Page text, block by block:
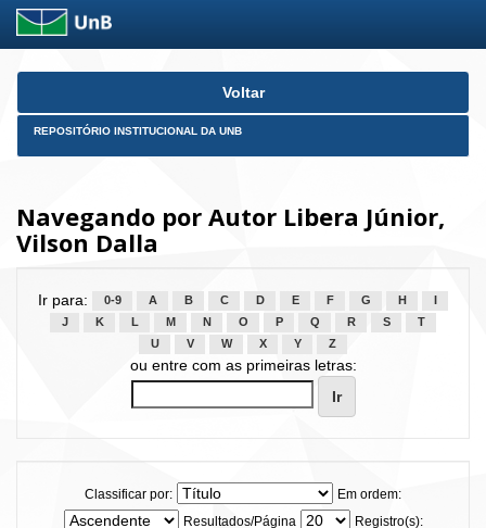
Skip
Voltar
REPOSITÓRIO INSTITUCIONAL DA UNB
Navegando por Autor Libera Júnior,
Vilson Dalla
Ir para: 0-9 A B C D E F G H
J
K L M N O P Q R S
T
U
V W X Y Z
ou entre com as primeiras letras:
Classificar por:
Em ordem:
Resultados/Página
Registro(s):